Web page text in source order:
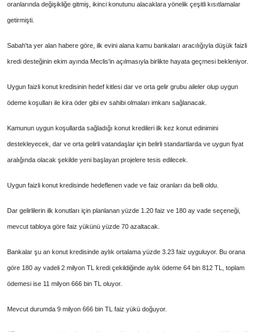
oranlarında değişikliğe gitmiş, ikinci konutunu alacaklara yönelik çeşitli kısıtlamalar
getirmişti.
Sabah'ta yer alan habere göre, ilk evini alana kamu bankaları aracılığıyla düşük faizli
kredi desteğinin ekim ayında Meclis'in açılmasıyla birlikte hayata geçmesi bekleniyor.
Uygun faizli konut kredisinin hedef kitlesi dar ve orta gelir grubu aileler olup uygun
ödeme koşulları ile kira öder gibi ev sahibi olmaları imkanı sağlanacak.
Kamunun uygun koşullarda sağladığı konut kredileri ilk kez konut edinimini
destekleyecek, dar ve orta gelirli vatandaşlar için belirli standartlarda ve uygun fiyat
aralığında olacak şekilde yeni başlayan projelere tesis edilecek.
Uygun faizli konut kredisinde hedeflenen vade ve faiz oranları da belli oldu.
Dar gelirlilerin ilk konutları için planlanan yüzde 1.20 faiz ve 180 ay vade seçeneği,
mevcut tabloya göre faiz yükünü yüzde 70 azaltacak.
Bankalar şu an konut kredisinde aylık ortalama yüzde 3.23 faiz uyguluyor. Bu orana
göre 180 ay vadeli 2 milyon TL kredi çekildiğinde aylık ödeme 64 bin 812 TL, toplam
ödemesi ise 11 milyon 666 bin TL oluyor.
Mevcut durumda 9 milyon 666 bin TL faiz yükü doğuyor.